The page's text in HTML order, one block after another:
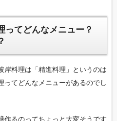
ってどんなメニュー？
岸料理は「精進料理」というのは
ってどんなメニューがあるのでし
作るのってちょっと大変そうです